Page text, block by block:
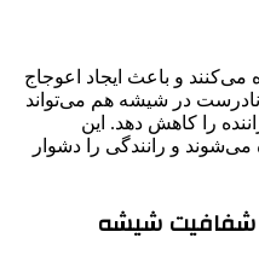
می‌کنند و باعث ایجاد اعوجاج
در شیشه هم می‌تواند
را کاهش دهد. این
و رانندگی را دشوار
شفافیت شیشه